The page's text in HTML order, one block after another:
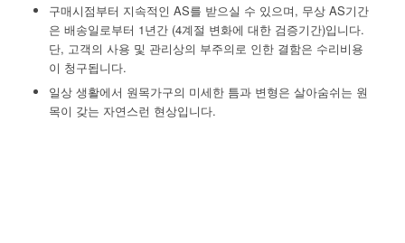
구매시점부터 지속적인 AS를 받으실 수 있으며, 무상 AS기간
은 배송일로부터 1년간 (4계절 변화에 대한 검증기간)입니다.
단, 고객의 사용 및 관리상의 부주의로 인한 결함은 수리비용
이 청구됩니다.
일상 생활에서 원목가구의 미세한 틈과 변형은 살아숨쉬는 원
목이 갖는 자연스런 현상입니다.